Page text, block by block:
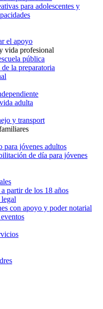
para adolescentes y
el apoyo
vida profesional
pública
la preparatoria
adulta
y transport
para jóvenes adultos
de día para jóvenes
partir de los 18 años
con apoyo y poder notarial